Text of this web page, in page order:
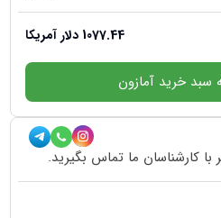
1077.44 دلار آمریکا
سبد خرید آمازون
کارشناسان ما تماس بگیرید.